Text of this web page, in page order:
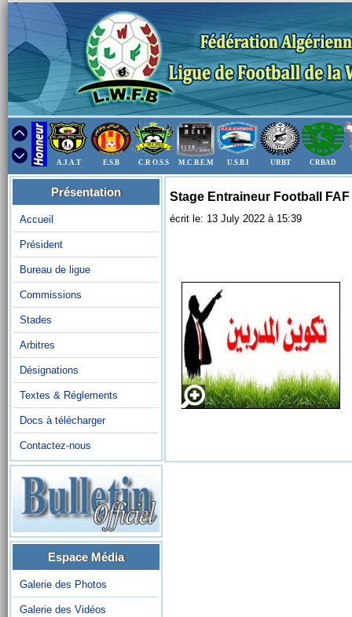
A.J.A.T E.S.B C.R O.S.S M.C.B.E.M U.S.B.I URBT CRBAD
Présentation
Accueil
Président
Bureau de ligue
Commissions
Stades
Arbitres
Désignations
Textes & Réglements
Docs à télécharger
Contactez-nous
Espace Média
Galerie des Photos
Galerie des Vidéos
Stage Entraineur Football FAF
écrit le: 13 July 2022 à 15:39